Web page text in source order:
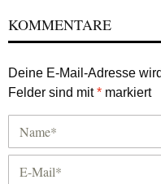
KOMMENTARE
Deine E-Mail-Adresse
Felder sind mit* markiert